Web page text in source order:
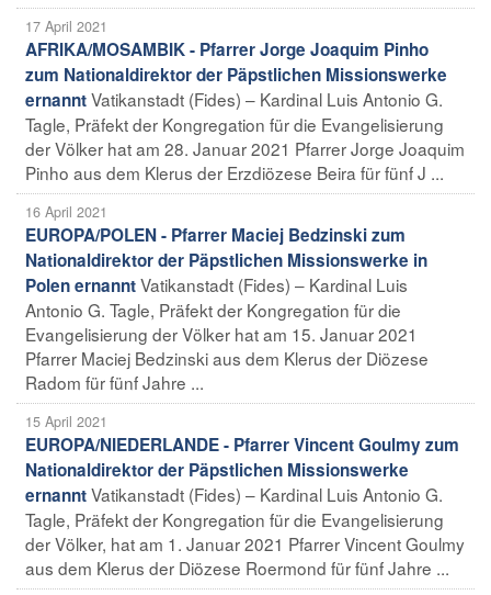
17 April 2021
AFRIKA/MOSAMBIK - Pfarrer Jorge Joaquim Pinho
zum Nationaldirektor der Päpstlichen Missionswerke
ernanntVatikanstadt (Fides) – Kardinal Luis Antonio G.
Tagle, Präfekt der Kongregation für die Evangelisierung
der Völker hat am 28. Januar 2021 Pfarrer Jorge Joaquim
Pinho aus dem Klerus der Erzdiözese Beira für fünf J ...
16 April 2021
EUROPA/POLEN - Pfarrer Maciej Bedzinski zum
Nationaldirektor der Päpstlichen Missionswerke in
Polen ernanntVatikanstadt (Fides) – Kardinal Luis
Antonio G. Tagle, Präfekt der Kongregation für die
Evangelisierung der Völker hat am 15. Januar 2021
Pfarrer Maciej Bedzinski aus dem Klerus der Diözese
Radom für fünf Jahre ...
15 April 2021
EUROPA/NIEDERLANDE - Pfarrer Vincent Goulmy zum
Nationaldirektor der Päpstlichen Missionswerke
ernanntVatikanstadt (Fides) – Kardinal Luis Antonio G.
Tagle, Präfekt der Kongregation für die Evangelisierung
der Völker, hat am 1. Januar 2021 Pfarrer Vincent Goulmy
aus dem Klerus der Diözese Roermond für fünf Jahre ...